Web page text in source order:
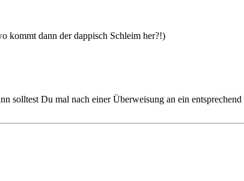
kommt dann der dappisch Schleim her?!)
solltest Du mal nach einer Überweisung an ein entsprechend